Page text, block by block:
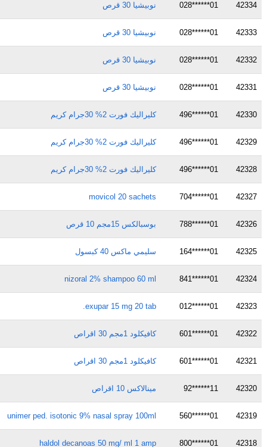
42334
01******028 نوبيشيا 30 قرص
42333
01******028 نوبيشيا 30 قرص
42332
01******028 نوبيشيا 30 قرص
42331
01******028 نوبيشيا 30 قرص
42330
01******496 كليراليك فورت 2% 30جرام كريم
42329
01******496 كليراليك فورت 2% 30جرام كريم
42328
01******496 كليراليك فورت 2% 30جرام كريم
42327
01******704
movicol 20 sachets
42326
01******788 بوسبالكس 15مجم 10 قرص
42325
01******164 سليمي ماكس 40 كبسول
42324
01******841
nizoral 2% shampoo 60 ml
42323
01******012
exupar 15 mg 20 tab.
42322
01******601 كافيكلود 1مجم 30 اقراص
42321
01******601 كافيكلود 1مجم 30 اقراص
42320
11******92 مينالاكس 10 اقراص
42319
01******560
unimer ped. isotonic 9% nasal spray 100ml
42318
01******800
haldol decanoas 50 mg/ ml 1 amp